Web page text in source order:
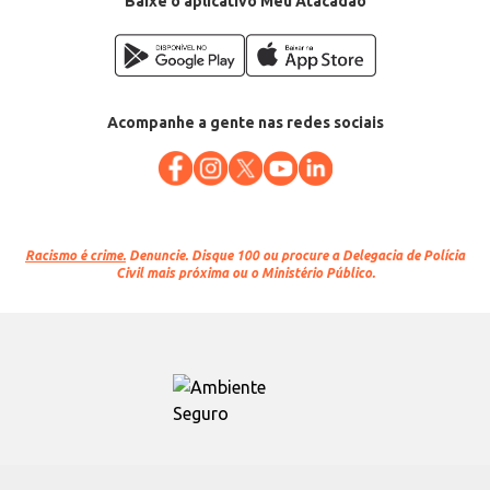
Acompanhe a gente nas redes sociais
Racismo é crime. Denuncie. Disque 100 ou procure a Delegacia de Polícia
Civil mais próxima ou o Ministério Público.